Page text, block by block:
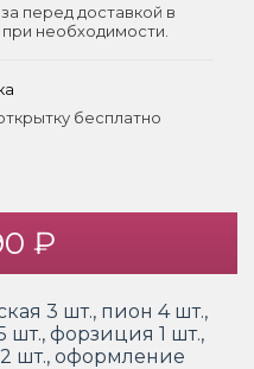
перед доставкой в
необходимости.
бесплатно
₽
3 шт., пион 4 шт.,
шт., форзиция 1 шт.,
2 шт., оформление